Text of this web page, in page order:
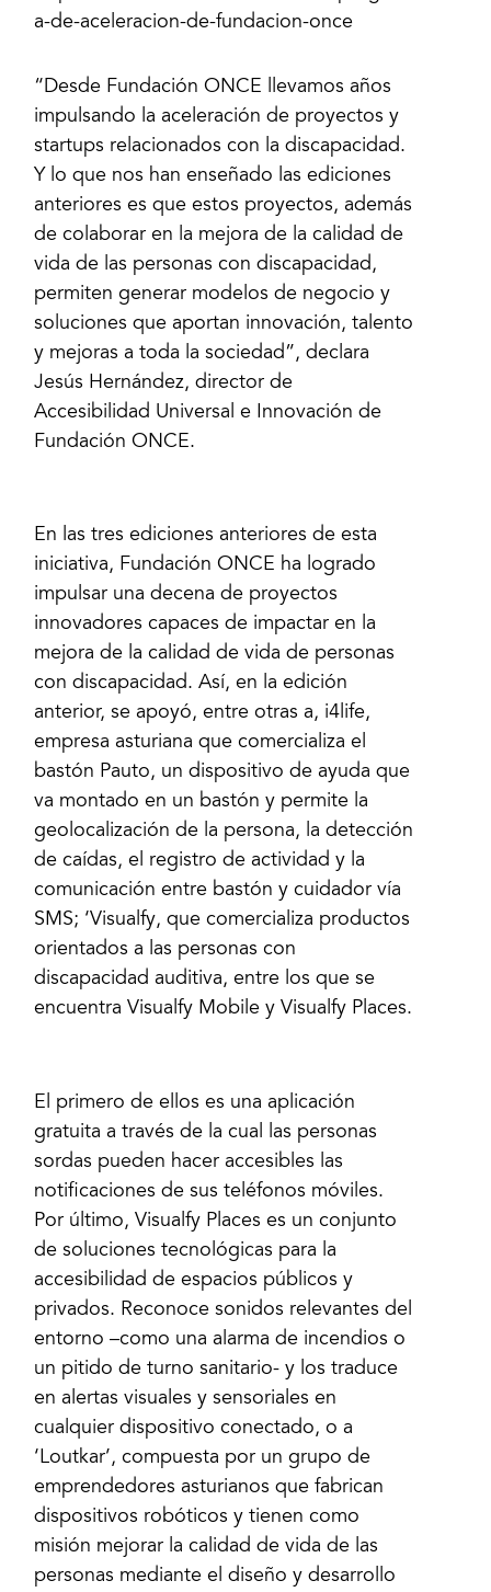
“Desde Fundación ONCE llevamos años
impulsando la aceleración de proyectos y
startups relacionados con la discapacidad.
Y lo que nos han enseñado las ediciones
anteriores es que estos proyectos, además
de colaborar en la mejora de la calidad de
vida de las personas con discapacidad,
permiten generar modelos de negocio y
soluciones que aportan innovación, talento
y mejoras a toda la sociedad”, declara
Jesús Hernández, director de
Accesibilidad Universal e Innovación de
Fundación ONCE.
En las tres ediciones anteriores de esta
iniciativa, Fundación ONCE ha logrado
impulsar una decena de proyectos
innovadores capaces de impactar en la
mejora de la calidad de vida de personas
con discapacidad. Así, en la edición
anterior, se apoyó, entre otras a, i4life,
empresa asturiana que comercializa el
bastón Pauto, un dispositivo de ayuda que
va montado en un bastón y permite la
geolocalización de la persona, la detección
de caídas, el registro de actividad y la
comunicación entre bastón y cuidador vía
SMS; ‘Visualfy, que comercializa productos
orientados a las personas con
discapacidad auditiva, entre los que se
encuentra Visualfy Mobile y Visualfy Places.
El primero de ellos es una aplicación
gratuita a través de la cual las personas
sordas pueden hacer accesibles las
notificaciones de sus teléfonos móviles.
Por último, Visualfy Places es un conjunto
de soluciones tecnológicas para la
accesibilidad de espacios públicos y
privados. Reconoce sonidos relevantes del
entorno –como una alarma de incendios o
un pitido de turno sanitario- y los traduce
en alertas visuales y sensoriales en
cualquier dispositivo conectado, o a
‘Loutkar’, compuesta por un grupo de
emprendedores asturianos que fabrican
dispositivos robóticos y tienen como
misión mejorar la calidad de vida de las
personas mediante el diseño y desarrollo